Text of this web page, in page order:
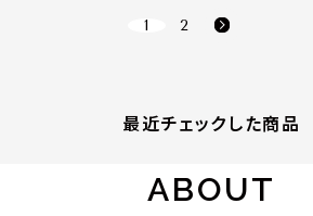
1 2
最近チェックした商品
ABOUT